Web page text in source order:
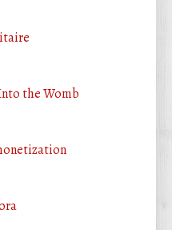
the Womb